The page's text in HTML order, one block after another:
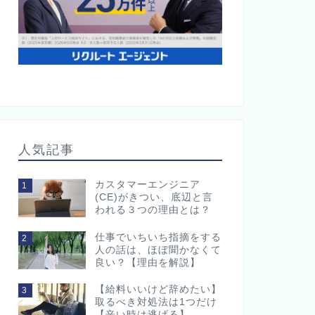
人気記事
1
カスタマーエンジニア
(CE)がきつい、底辺と言
われる３つの理由とは？
2
仕事でいちいち指摘をする
人の話は、ほぼ聞かなくて
良い？【理由を解説】
3
【給料いいけど辞めたい】
取るべき対処法は1つだけ